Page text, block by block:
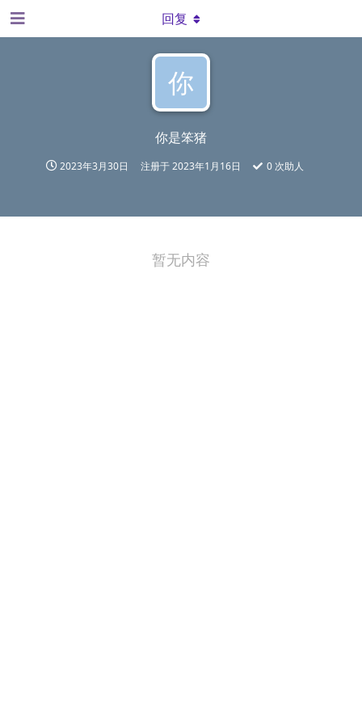
你
你是笨猪
2023年3月30日 注册于2023年1月16日 0 次助人
回复
暂无内容